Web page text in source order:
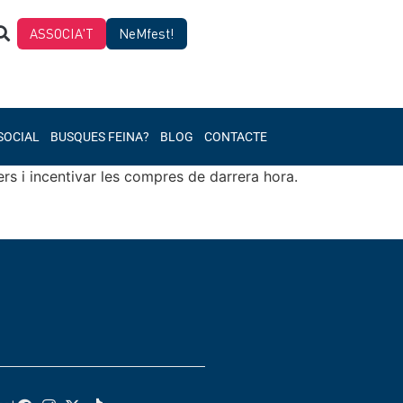
ASSOCIA'T NeMfest!
BUSQUES FEINA? BLOG CONTACTE
i incentivar les compres de darrera hora.